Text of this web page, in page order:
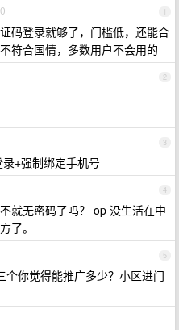
1
码登录就够了，门槛低，还能合
符合国情，多数用户不会用的
2
3
+强制绑定手机号
4
就无密码了吗？ op 没生活在中
了。
5
你觉得能推广多少？小区进门